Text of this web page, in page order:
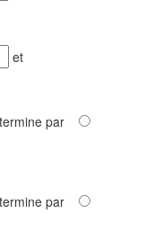
et
par
par